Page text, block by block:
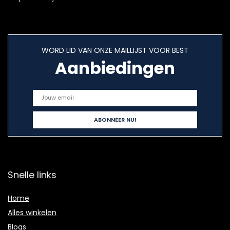
WORD LID VAN ONZE MAILLIJST VOOR BEST
Aanbiedingen
Snelle links
Home
Alles winkelen
Blogs